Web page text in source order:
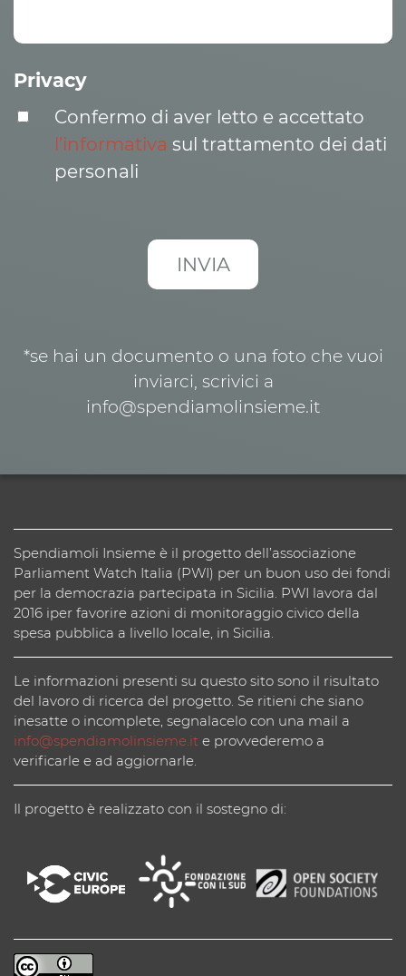
Privacy
Confermo di aver letto e accettato
l’informativa sul trattamento dei dati
personali
*se hai un documento o una foto che vuoi
inviarci, scrivici a
info@spendiamolinsieme.it
Spendiamoli Insieme è il progetto dell’associazione
Parliament Watch Italia (PWI) per un buon uso dei fondi
per la democrazia partecipata in Sicilia. PWI lavora dal
2016 iper favorire azioni di monitoraggio civico della
spesa pubblica a livello locale, in Sicilia.
Le informazioni presenti su questo sito sono il risultato
del lavoro di ricerca del progetto. Se ritieni che siano
inesatte o incomplete, segnalacelo con una mail a
info@spendiamolinsieme.it e provvederemo a
verificarle e ad aggiornarle.
Il progetto è realizzato con il sostegno di: